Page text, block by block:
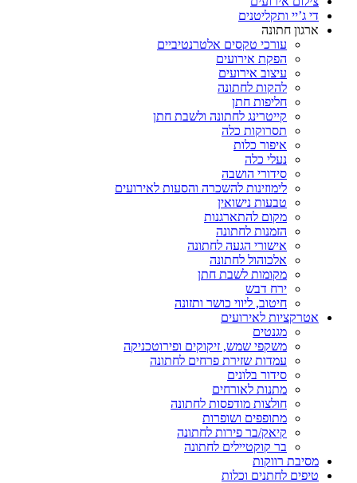
די ג’יי ותקליטנים
ארגון חתונה
עורכי טקסים אלטרנטיביים
הפקת אירועים
עיצוב אירועים
להקות לחתונה
חליפות חתן
קייטרינג לחתונה ולשבת חתן
תסרוקות כלה
איפור כלות
נעלי כלה
סידורי הושבה
לימוזינות להשכרה והסעות לאירועים
טבעות נישואין
מקום להתארגנות
הזמנות לחתונה
אישורי הגעה לחתונה
אלכוהול לחתונה
מקומות לשבת חתן
ירח דבש
חיטוב, ליווי כושר ותזונה
אטרקציות לאירועים
מגנטים
משקפי שמש, זיקוקים ופירוטכניקה
עמדות שזירת פרחים לחתונה
סידור בלונים
מתנות לאורחים
חולצות מודפסות לחתונה
מתופפים ושופרות
קיאק/בר פירות לחתונה
בר קוקטיילים לחתונה
מסיבת רווקות
טיפים לחתנים וכלות